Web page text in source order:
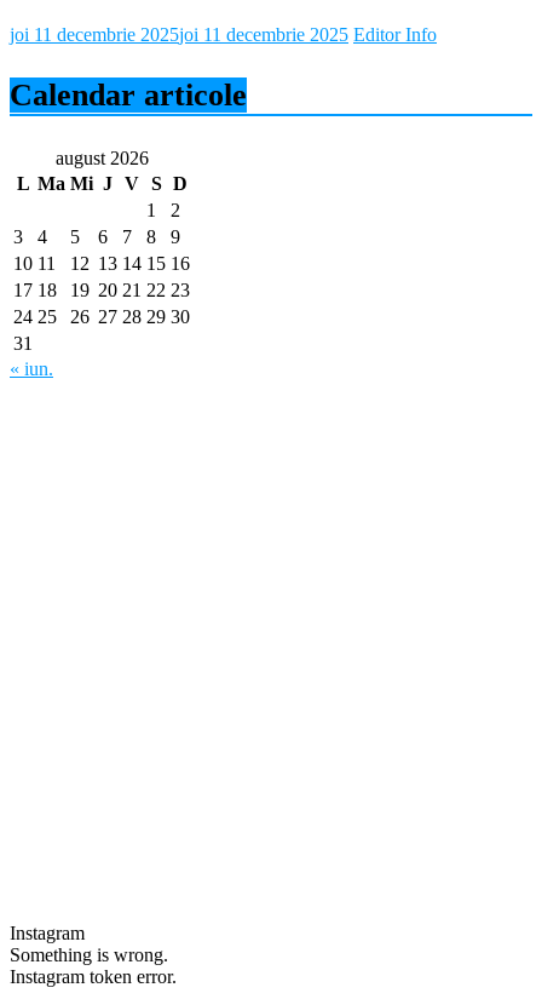
joi 11 decembrie 2025joi 11 decembrie 2025 Editor Info
Calendar articole
august 2026
L Ma Mi J V S D
1
2
3
4 5 6 7 8
9
10 11 12 13 14 15 16
17 18 19 20 21 22 23
24 25 26 27 28 29 30
31
« iun.
Instagram
Something is wrong.
Instagram token error.